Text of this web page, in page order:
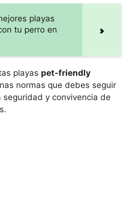
playas
tu perro en
playas pet-friendly
normas que debes seguir
seguridad y convivencia de